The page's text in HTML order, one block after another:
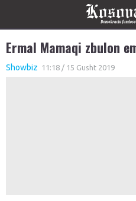
Ermal Mamaqi zbulon
Showbiz 11:18 / 15 Gusht 2019